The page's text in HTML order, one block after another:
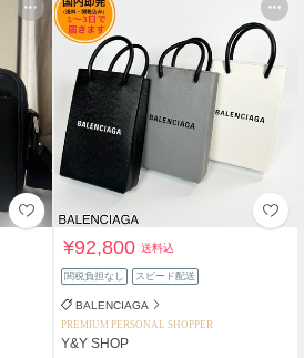
¥92,800送料込
関税負担なし スピード配送
BALENCIAGA
PREMIUM PERSONAL SHOPPER
Y&Y SHOP